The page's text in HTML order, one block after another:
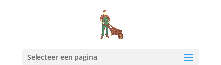
Selecteer een pagina